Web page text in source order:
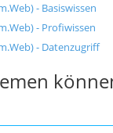
- Basiswissen
- Profiwissen
- Datenzugriff